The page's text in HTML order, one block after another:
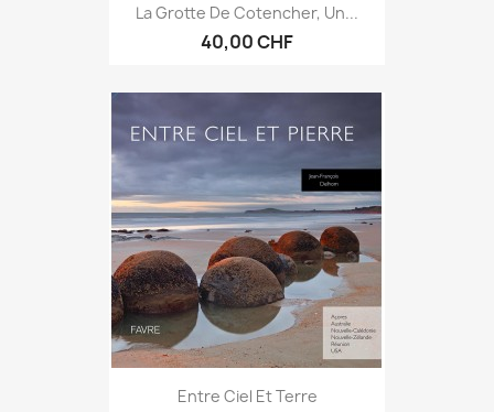
La Grotte De Cotencher, Un...
40,00 CHF
Entre Ciel Et Terre